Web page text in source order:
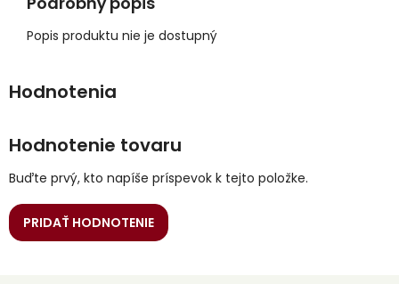
Popis produktu nie je dostupný
Hodnotenie tovaru
Buďte prvý, kto napíše príspevok k tejto položke.
PRIDAŤ HODNOTENIE